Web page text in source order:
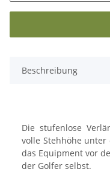
Beschreibung
Die stufenlose
volle Stehhöhe
das Equipment vor
der Golfer selbst.